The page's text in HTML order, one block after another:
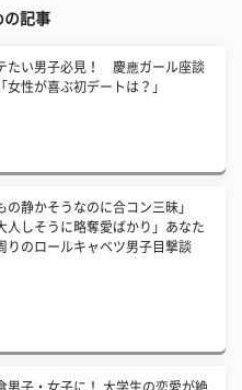
の記事
たい男子必見！ 慶應ガール座談
女性が喜ぶ初デートは？」
の静かそうなのに合コン三昧」
人しそうに略奪愛ばかり」あなた
りのロールキャベツ男子目撃談
男子・女子に！ 大学生の恋愛が絶